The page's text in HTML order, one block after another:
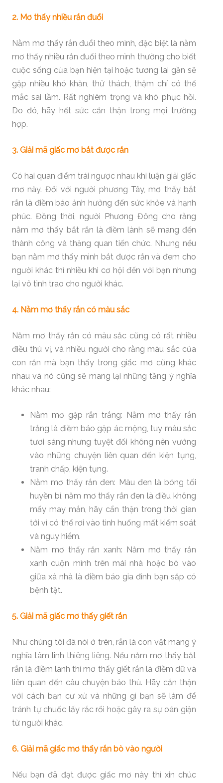
2. Mơ thấy nhiều rắn đuổi
Nằm mơ thấy rắn đuổi theo mình, đặc biệt là nằm
mơ thấy nhiều rắn đuổi theo mình thường cho biết
cuộc sống của bạn hiện tại hoặc tương lai gần sẽ
gặp nhiều khó khăn, thử thách, thậm chí có thể
mắc sai lầm. Rất nghiêm trọng và khó phục hồi.
Do đó, hãy hết sức cẩn thận trong mọi trường
hợp.
3. Giải mã giấc mơ bắt được rắn
Có hai quan điểm trái ngược nhau khi luận giải giấc
mơ này. Đối với người phương Tây, mơ thấy bắt
rắn là điềm báo ảnh hưởng đến sức khỏe và hạnh
phúc. Đồng thời, người Phương Đông cho rằng
nằm mơ thấy bắt rắn là điềm lành sẽ mang đến
thành công và thăng quan tiến chức. Nhưng nếu
bạn nằm mơ thấy mình bắt được rắn và đem cho
người khác thì nhiều khi cơ hội đến với bạn nhưng
lại vô tình trao cho người khác.
4. Nằm mơ thấy rắn có màu sắc
Nằm mơ thấy rắn có màu sắc cũng có rất nhiều
điều thú vị, và nhiều người cho rằng màu sắc của
con rắn mà bạn thấy trong giấc mơ cũng khác
nhau và nó cũng sẽ mang lại những tầng ý nghĩa
khác nhau:
Nằm mơ gặp rắn trắng: Nằm mơ thấy rắn
trắng là điềm báo gặp ác mộng, tuy màu sắc
tươi sáng nhưng tuyệt đối không nên vướng
vào những chuyện liên quan đến kiện tụng,
tranh chấp, kiện tụng.
Nằm mơ thấy rắn đen: Màu đen là bóng tối
huyền bí, nằm mơ thấy rắn đen là điều không
mấy may mắn, hãy cẩn thận trong thời gian
tới vì có thể rơi vào tình huống mất kiểm soát
và nguy hiểm.
Nằm mơ thấy rắn xanh: Nằm mơ thấy rắn
xanh cuộn mình trên mái nhà hoặc bò vào
giữa xà nhà là điềm báo gia đình bạn sắp có
bệnh tật.
5. Giải mã giấc mơ thấy giết rắn
Như chúng tôi đã nói ở trên, rắn là con vật mang ý
nghĩa tâm linh thiêng liêng. Nếu nằm mơ thấy bắt
rắn là điềm lành thì mơ thấy giết rắn là điềm dữ và
liên quan đến câu chuyện báo thù. Hãy cẩn thận
với cách bạn cư xử và những gì bạn sẽ làm để
tránh tự chuốc lấy rắc rối hoặc gây ra sự oán giận
từ người khác.
6. Giải mã giấc mơ thấy rắn bò vào người
Nếu bạn đã đạt được giấc mơ này thì xin chúc